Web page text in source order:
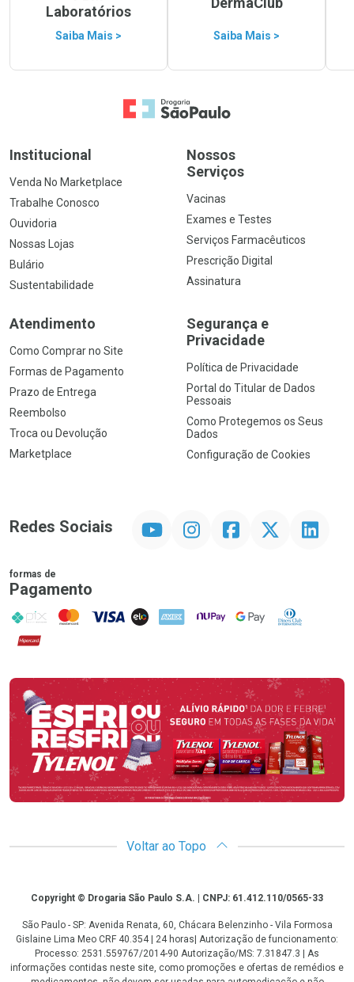
Laboratórios
Saiba Mais > Saiba Mais >
Ir para a Home
Institucional
Venda No Marketplace
Trabalhe Conosco
Ouvidoria
Nossas Lojas
Bulário
Sustentabilidade
Nossos
Serviços
Vacinas
Exames e Testes
Serviços Farmacêuticos
Prescrição Digital
Assinatura
Atendimento
Como Comprar no Site
Formas de Pagamento
Prazo de Entrega
Reembolso
Troca ou Devolução
Marketplace
Segurança e
Privacidade
Política de Privacidade
Portal do Titular de Dados
Pessoais
Como Protegemos os Seus
Dados
Configuração de Cookies
Redes Sociais InstagramFacebookTwitter Linkedin
formas de
Pagamento
PIX MasterCard
VISA ELO AMEX NuPay Google PayDiners Club
Hipercard
Promoção em Destaque
Voltar ao Topo
CopyrightCopyright © Drogaria São Paulo S.A. | CNPJ: 61.412.110/0565-33
São Paulo - SP: Avenida Renata, 60, Chácara Belenzinho - Vila Formosa
Gislaine Lima Meo CRF 40.354 | 24 horas| Autorização de funcionamento:
Processo: 2531.559767/2014-90 Autorização/MS: 7.31847.3 | As
informações contidas neste site, como promoções e ofertas de remédios e